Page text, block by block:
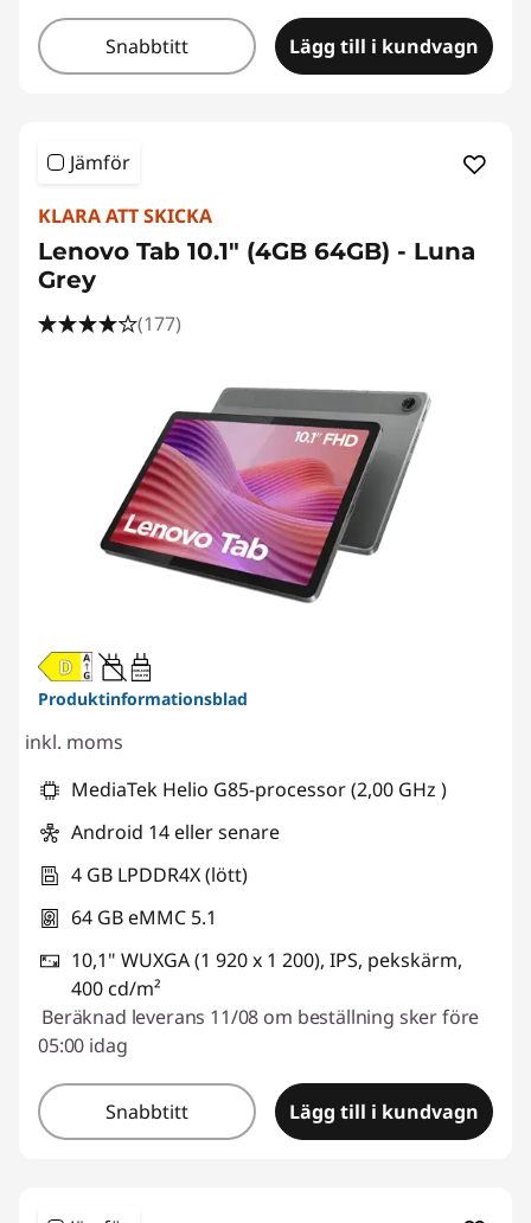
Snabbtitt Lägg till i kundvagn
Jämför
KLARA ATT SKICKA
Lenovo Tab 10.1" (4GB 64GB) - Luna
Grey
(177)
20W-60W
USB PD
Produktinformationsblad
inkl. moms
MediaTek Helio G85-processor (2,00 GHz )
Android 14 eller senare
4 GB LPDDR4X (lött)
64 GB eMMC 5.1
10,1" WUXGA (1 920 x 1 200), IPS, pekskärm,
400 cd/m²
Beräknad leverans 11/08 om beställning sker före
05:00 idag
Snabbtitt Lägg till i kundvagn